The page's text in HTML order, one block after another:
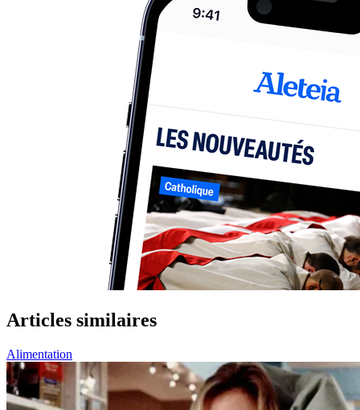
Articles similaires
Alimentation